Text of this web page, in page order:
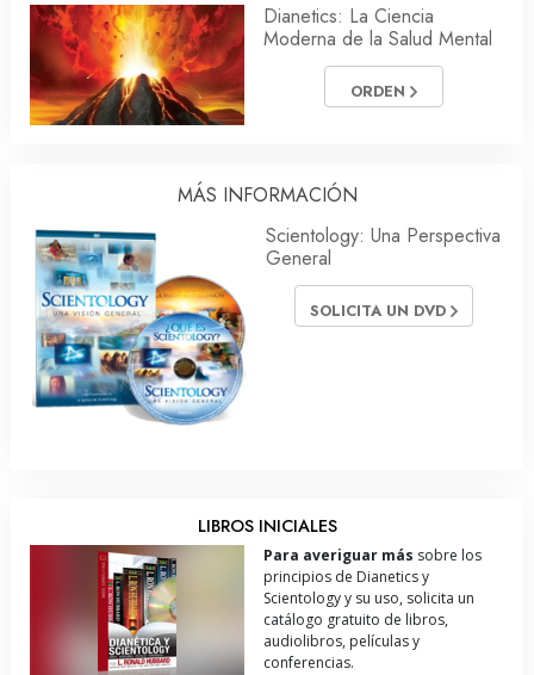
Dianetics: La Ciencia
Moderna de la Salud Mental
ORDEN
MÁS INFORMACIÓN
Scientology: Una Perspectiva
General
SOLICITA UN DVD
LIBROS INICIALES
Para averiguar más sobre los
principios de Dianetics y
Scientology y su uso, solicita un
catálogo gratuito de libros,
audiolibros, películas y
conferencias.